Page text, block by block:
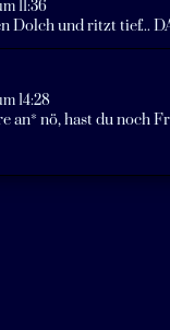
11:36
Dolch und ritzt tief...
14:28
an* nö, hast du noch